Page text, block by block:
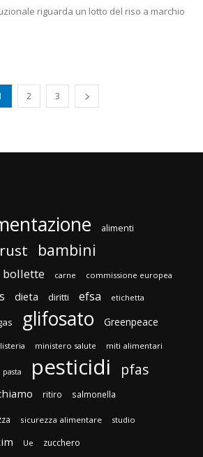
riguarda un lotto del riso a marchio
2 3
alimenti
bambini
bollette carne commissione europea
dieta diritti efsa etichetta
glifosato Greenpeace
listeria ministero salute miti alimentari
pasta pesticidi pfas
ritiro salmonella
sicurezza alimentare studio
Ue zucchero